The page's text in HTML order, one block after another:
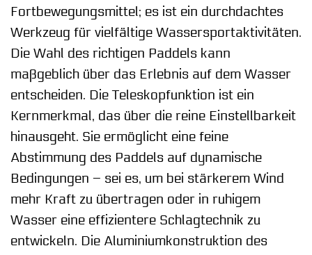
Fortbewegungsmittel; es ist ein durchdachtes
Werkzeug für vielfältige Wassersportaktivitäten.
Die Wahl des richtigen Paddels kann
maßgeblich über das Erlebnis auf dem Wasser
entscheiden. Die Teleskopfunktion ist ein
Kernmerkmal, das über die reine Einstellbarkeit
hinausgeht. Sie ermöglicht eine feine
Abstimmung des Paddels auf dynamische
Bedingungen – sei es, um bei stärkerem Wind
mehr Kraft zu übertragen oder in ruhigem
Wasser eine effizientere Schlagtechnik zu
entwickeln. Die Aluminiumkonstruktion des